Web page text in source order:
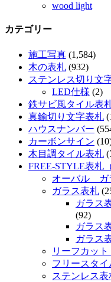
wood light
カテゴリー
施工写真 (1,584)
木の表札 (932)
ステンレス切り文
LED仕様 (2)
鉄サビ風タイル表
真鍮切り文字表札
ハウスナンバー
カーボンサイン
木目調タイル表札
FREE-STYLE表札
オーバル ガ
ガラス表札
ガラス
(92)
ガラス
ガラス
リーフカット
フリースタイ
ステンレス表